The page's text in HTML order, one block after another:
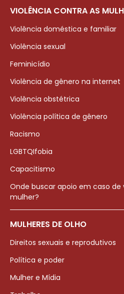
VIOLÊNCIA CONTRA AS
Violência doméstica e familiar
Violência sexual
Feminicídio
Violência de gênero na internet
Violência obstétrica
Violência política de gênero
Racismo
LGBTQIfobia
Capacitismo
Onde buscar apoio em caso
mulher?
MULHERES DE OLHO
Direitos sexuais e reprodutivos
Política e poder
Mulher e Mídia